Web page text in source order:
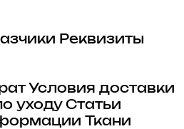
Реквизиты
Условия доставки
уходу Статьи
Ткани